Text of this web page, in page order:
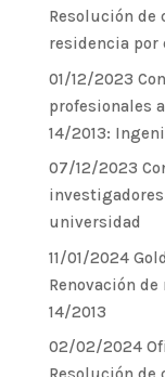
Resolución de
residencia por
01/12/2023
profesionales
14/2013:
07/12/2023
investigadores
universidad
11/01/2024
Renovación
14/2013
02/02/2024